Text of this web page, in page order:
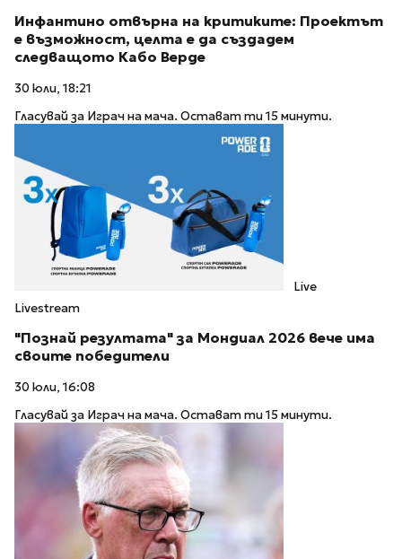
Инфантино отвърна на критиките: Проектът
е възможност, целта е да създадем
следващото Кабо Верде
30 юли, 18:21
Гласувай за Играч на мача. Остават ти 15 минути.
Live
Livestream
"Познай резултата" за Мондиал 2026 вече има
своите победители
30 юли, 16:08
Гласувай за Играч на мача. Остават ти 15 минути.